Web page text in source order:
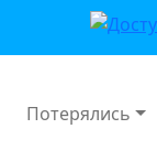
Потерялись